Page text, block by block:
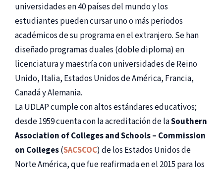
universidades en 40 países del mundo y los
estudiantes pueden cursar uno o más periodos
académicos de su programa en el extranjero. Se han
diseñado programas duales (doble diploma) en
licenciatura y maestría con universidades de Reino
Unido, Italia, Estados Unidos de América, Francia,
Canadá y Alemania.
La UDLAP cumple con altos estándares educativos;
desde 1959 cuenta con la acreditación de laSouthern
Association of Colleges and Schools – Commission
on Colleges(SACSCOC) de los Estados Unidos de
Norte América, que fue reafirmada en el 2015 para los